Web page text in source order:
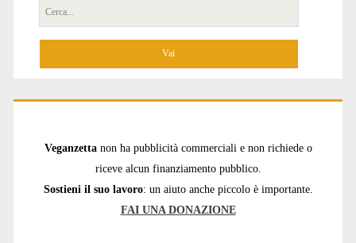
Cerca
per:
Veganzetta non ha pubblicità commerciali e non richiede o
riceve alcun finanziamento pubblico.
Sostieni il suo lavoro: un aiuto anche piccolo è importante.
FAI UNA DONAZIONE